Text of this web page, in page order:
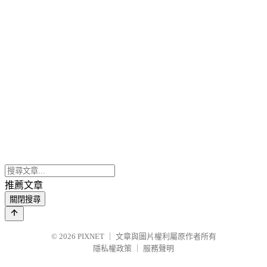
推薦文章
關閉搜尋
© 2026 PIXNET
文章與圖片權利屬原作者所有
隱私權政策
服務聲明